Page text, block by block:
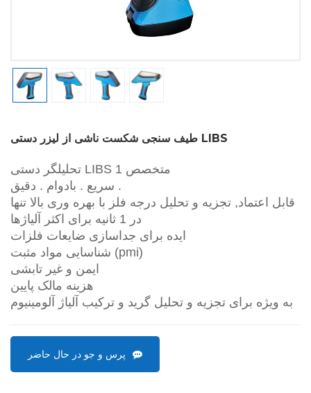
طیف سنجی شکست ناشی از لیزر دستی LIBS
تحلیلگر دستی LIBS 1 متخصص
سریع . بادوام . دقیق .
قابل اعتماد, تجزیه و تحلیل درجه فلز با بهره وری بالا تنها
در 1 ثانیه برای اکثر آلیاژها
ایده برای جداسازی ضایعات فلزات
شناسایی مواد مثبت (pmi)
ایمن و غیر تابشی
هزینه مالک پایین
به ویژه برای تجزیه و تحلیل گرید و ترکیب آلیاژ آلومینیوم
پرس و جو در حال حاضر